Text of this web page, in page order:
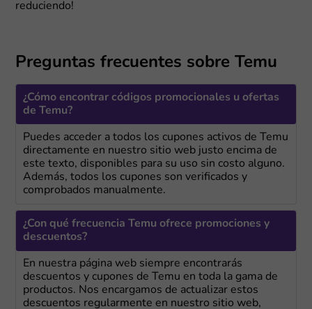
reduciendo!
Preguntas frecuentes sobre Temu
¿Cómo encontrar códigos promocionales u ofertas
de Temu?
Puedes acceder a todos los cupones activos de Temu
directamente en nuestro sitio web justo encima de
este texto, disponibles para su uso sin costo alguno.
Además, todos los cupones son verificados y
comprobados manualmente.
¿Con qué frecuencia Temu ofrece promociones y
descuentos?
En nuestra página web siempre encontrarás
descuentos y cupones de Temu en toda la gama de
productos. Nos encargamos de actualizar estos
descuentos regularmente en nuestro sitio web,